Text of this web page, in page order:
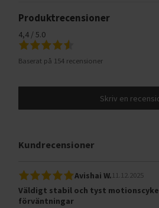
Produktrecensioner
4,4 / 5.0
Baserat på 154 recensioner
Skriv en
Kundrecensioner
Avishai W. 11.12.2025
Väldigt stabil och tyst
förväntningar